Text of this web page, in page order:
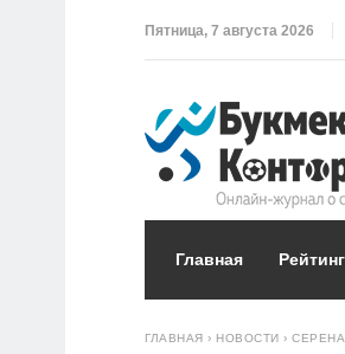
Пятница, 7 августа 2026
Главная
ГЛАВНАЯ › НОВОСТИ ›